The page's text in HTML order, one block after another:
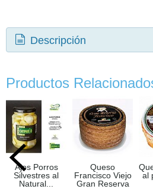
Descripción
Productos
Ajos Porros
Silvestres al
Natural...
Queso
Francisco Viejo
Gran Reserva
al